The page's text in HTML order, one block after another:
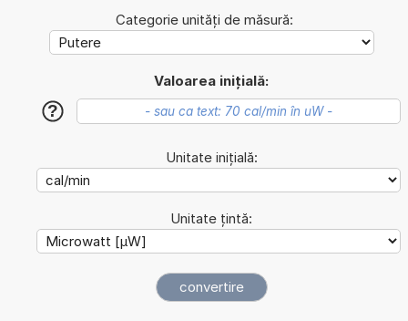
Categorie unități de măsură:
Valoarea inițială:
?
Unitate inițială:
Unitate țintă: